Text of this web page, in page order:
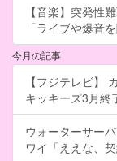
【音楽】突発性
「ライブや爆音
今月の記事
【フジテレビ】
キッキーズ3月終
ウォーターサー
ワイ「ええな、契